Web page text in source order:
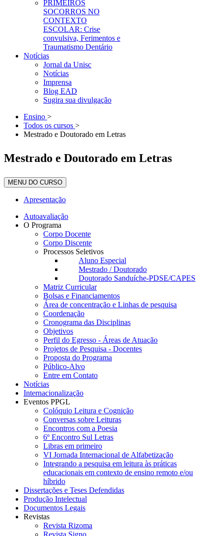
PRIMEIROS
SOCORROS NO
CONTEXTO
ESCOLAR: Crise
convulsiva, Ferimentos e
Traumatismo Dentário
Notícias
Jornal da Unisc
Notícias
Imprensa
Blog EAD
Sugira sua divulgação
Ensino >
Todos os cursos >
Mestrado e Doutorado em Letras
Mestrado e Doutorado em Letras
MENU DO CURSO
Apresentação
Autoavaliação
O Programa
Corpo Docente
Corpo Discente
Processos Seletivos
Aluno Especial
Mestrado / Doutorado
Doutorado Sanduíche-PDSE/CAPES
Matriz Curricular
Bolsas e Financiamentos
Área de concentração e Linhas de pesquisa
Coordenação
Cronograma das Disciplinas
Objetivos
Perfil do Egresso - Áreas de Atuação
Projetos de Pesquisa - Docentes
Proposta do Programa
Público-Alvo
Entre em Contato
Notícias
Internacionalização
Eventos PPGL
Colóquio Leitura e Cognição
Conversas sobre Leituras
Encontros com a Poesia
6º Encontro Sul Letras
Libras em primeiro
VI Jornada Internacional de Alfabetização
Integrando a pesquisa em leitura às práticas
educacionais em contexto de ensino remoto e/ou
híbrido
Dissertações e Teses Defendidas
Produção Intelectual
Documentos Legais
Revistas
Revista Rizoma
Revista Signo